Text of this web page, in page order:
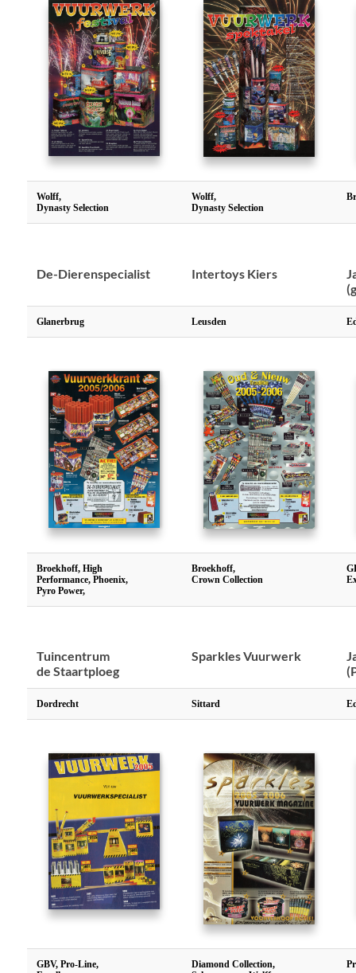
Wolff,
Dynasty Selection
Wolff,
Dynasty Selection
De-Dierenspecialist Intertoys Kiers
Glanerbrug Leusden
Broekhoff, High
Performance, Phoenix,
Pyro Power,
Broekhoff,
Crown Collection
Tuincentrum
de Staartploeg
Sparkles Vuurwerk
Dordrecht Sittard
GBV, Pro-Line,
Diamond Collection,